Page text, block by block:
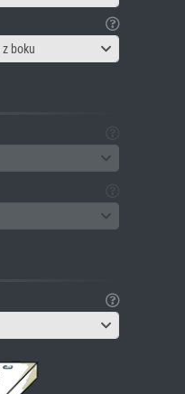
z boku